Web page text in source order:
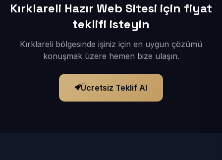
Kırklareli Hazır Web Sitesi için fiyat
teklifi isteyin
Kırklareli bölgesinde işiniz için en uygun çözümü
konuşmak üzere hemen bize ulaşın.
Ücretsiz Teklif Al